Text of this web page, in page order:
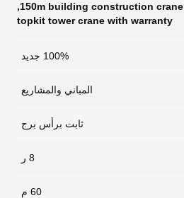
150m building construction crane
,
topkit tower crane with warranty
100% جديد
المباني والمشاريع
ثابت برأس برج
8 ر
60 م